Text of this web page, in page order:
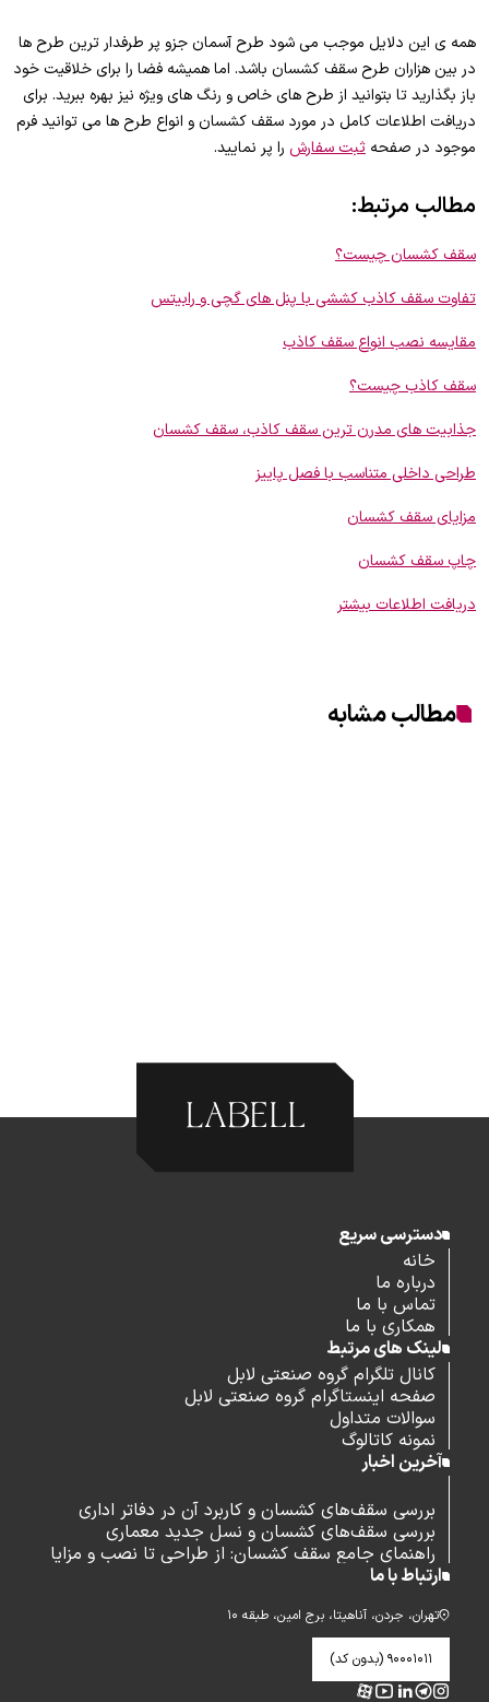
همه ی این دلایل موجب می شود طرح آسمان جزو پر طرفدار ترین طرح ها
در بین هزاران طرح سقف کشسان باشد. اما همیشه فضا را برای خلاقیت خود
باز بگذارید تا بتوانید از طرح های خاص و رنگ های ویژه نیز بهره ببرید. برای
دریافت اطلاعات کامل در مورد سقف کشسان و انواع طرح ها می توانید فرم
موجود در صفحه ثبت سفارش را پر نمایید.
مطالب مرتبط:
سقف کشسان چیست؟
تفاوت سقف کاذب کششی با پنل های گچی و رابیتس
مقایسه نصب انواع سقف کاذب
سقف کاذب چیست؟
جذابیت های مدرن ترین سقف کاذب، سقف کشسان
طراحی داخلی متناسب با فصل پاییز
مزایای سقف کشسان
چاپ سقف کشسان
دریافت اطلاعات بیشتر
مطالب مشابه
دسترسی سریع
خانه
درباره ما
تماس با ما
همکاری با ما
لینک های مرتبط
کانال تلگرام گروه صنعتی لابل
صفحه اینستاگرام گروه صنعتی لابل
سوالات متداول
نمونه کاتالوگ
آخرین اخبار
بررسی سقف‌های کشسان و کاربرد آن در دفاتر اداری
بررسی سقف‌های کشسان و نسل جدید معماری
راهنمای جامع سقف کشسان: از طراحی تا نصب و مزایا
ارتباط با ما
تهران، جردن، آناهیتا، برج امین، طبقه ۱۰
۹۰۰۰۱۰۱۱ (بدون کد)